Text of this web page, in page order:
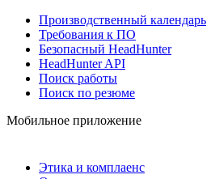
Производственный календарь
Требования к ПО
Безопасный HeadHunter
HeadHunter API
Поиск работы
Поиск по резюме
Мобильное приложение
Этика и комплаенс